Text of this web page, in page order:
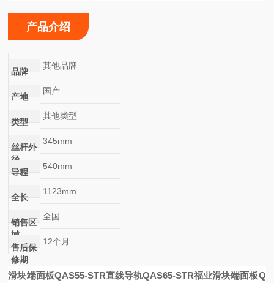
产品介绍
品牌
其他品牌
产地
国产
类型
其他类型
丝杆外
径
345mm
导程
540mm
全长
1123mm
销售区
域
全国
售后保
修期
12个月
滑块端面板QAS55-STR直线导轨QAS65-STR福业滑块端面板Q